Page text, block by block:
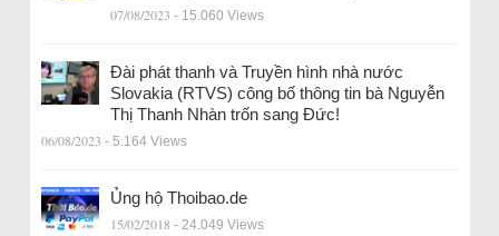
07/08/2023 - 15.060 Views
Đài phát thanh và Truyền hình nhà nước
Slovakia (RTVS) công bố thông tin bà Nguyễn
Thị Thanh Nhàn trốn sang Đức!
06/08/2023 - 5.164 Views
Ủng hộ Thoibao.de
15/02/2018 - 24.049 Views